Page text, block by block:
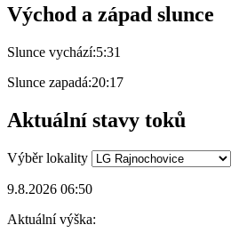
Východ a západ slunce
Slunce vychází:5:31
Slunce zapadá:20:17
Aktuální stavy toků
Výběr lokality
9.8.2026 06:50
Aktuální výška: